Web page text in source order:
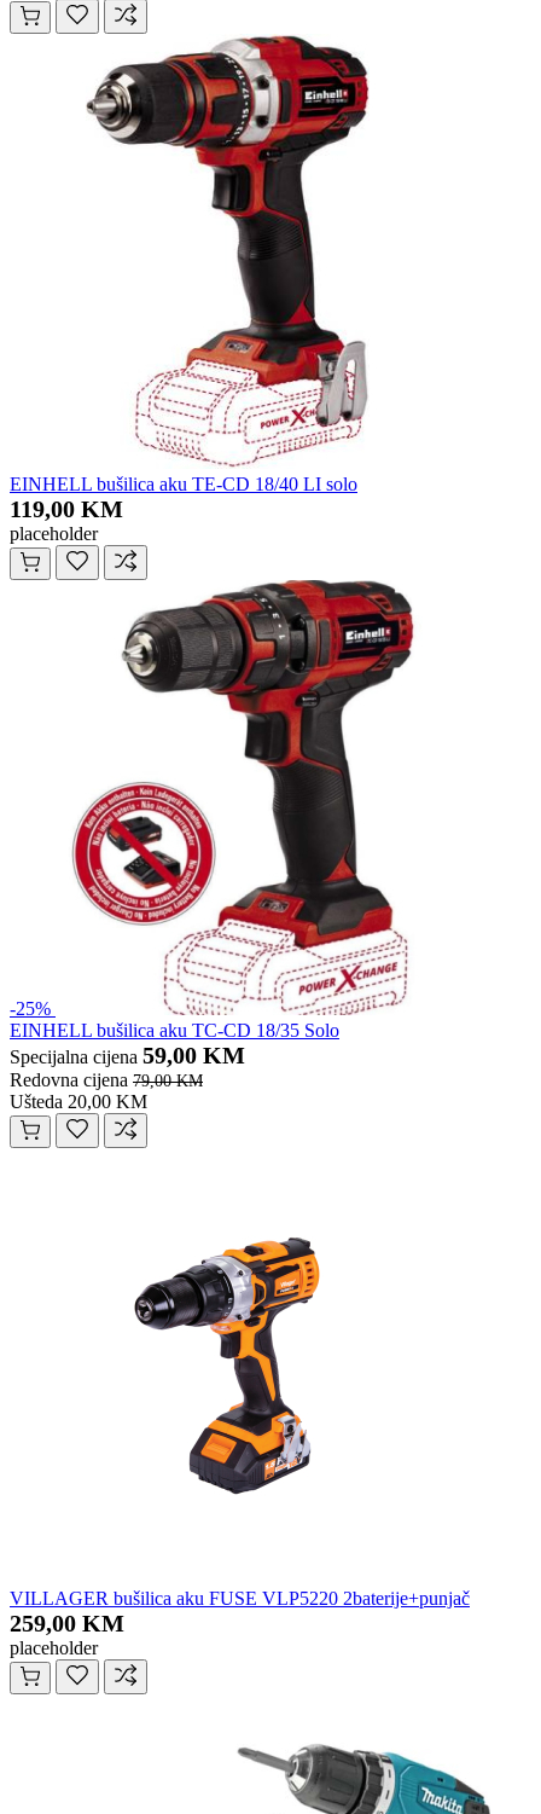
EINHELL bušilica aku TE-CD 18/40 LI solo
119,00 KM
placeholder
-25%
EINHELL bušilica aku TC-CD 18/35 Solo
Specijalna cijena 59,00 KM
Redovna cijena 79,00 KM
Ušteda 20,00 KM
VILLAGER bušilica aku FUSE VLP5220 2baterije+punjač
259,00 KM
placeholder